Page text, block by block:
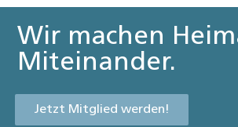
Wir machen
Miteinander.
Jetzt Mitglied werden!